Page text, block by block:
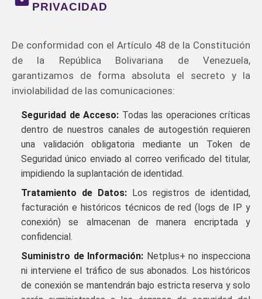
PRIVACIDAD
De conformidad con el Artículo 48 de la Constitución
de la República Bolivariana de Venezuela,
garantizamos de forma absoluta el secreto y la
inviolabilidad de las comunicaciones:
Seguridad de Acceso: Todas las operaciones críticas
dentro de nuestros canales de autogestión requieren
una validación obligatoria mediante un Token de
Seguridad único enviado al correo verificado del titular,
impidiendo la suplantación de identidad.
Tratamiento de Datos: Los registros de identidad,
facturación e históricos técnicos de red (logs de IP y
conexión) se almacenan de manera encriptada y
confidencial.
Suministro de Información: Netplus+ no inspecciona
ni interviene el tráfico de sus abonados. Los históricos
de conexión se mantendrán bajo estricta reserva y solo